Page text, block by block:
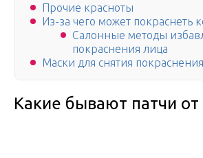
Прочие красноты
Из-за чего может покраснеть
Салонные методы
покраснения лица
Маски для снятия
Какие бывают патчи